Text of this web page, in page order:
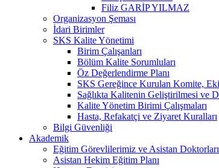
Filiz GARİP YILMAZ
Organizasyon Şeması
İdari Birimler
SKS Kalite Yönetimi
Birim Çalışanları
Bölüm Kalite Sorumluları
Öz Değerlendirme Planı
SKS Gereğince Kurulan Komite,
Sağlıkta Kalitenin Geliştirilmesi ve
Kalite Yönetim Birimi Çalışmaları
Hasta, Refakatçi ve Ziyaret Kuralları
Bilgi Güvenliği
Akademik
Eğitim Görevlilerimiz ve Asistan
Asistan Hekim Eğitim Planı